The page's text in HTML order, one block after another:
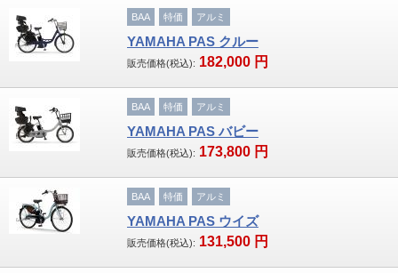
ライト
テールライト
ワイヤーロック
ボトルケージ
空気入れ
サドル
BAA 特価 アルミ
YAMAHA PAS クルー
販売価格(税込): 182,000 円
BAA 特価 アルミ
YAMAHA PAS バビー
販売価格(税込): 173,800 円
BAA 特価 アルミ
YAMAHA PAS ウイズ
販売価格(税込): 131,500 円